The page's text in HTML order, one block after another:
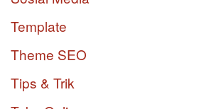
Template
Theme SEO
Tips & Trik